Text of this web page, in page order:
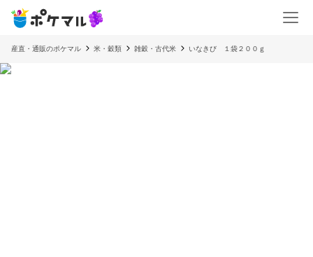
産直・通販のポケマル 米・穀類 雑穀・古代米 いなきび １袋２００ｇ